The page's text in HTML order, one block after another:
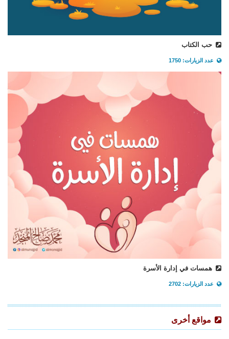
حب الكتاب
عدد الزيارات: 1750
همسات في إدارة الأسرة
عدد الزيارات: 2702
مواقع أخرى